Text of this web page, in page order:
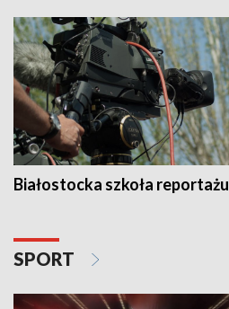
Białostocka szkoła reportażu
SPORT